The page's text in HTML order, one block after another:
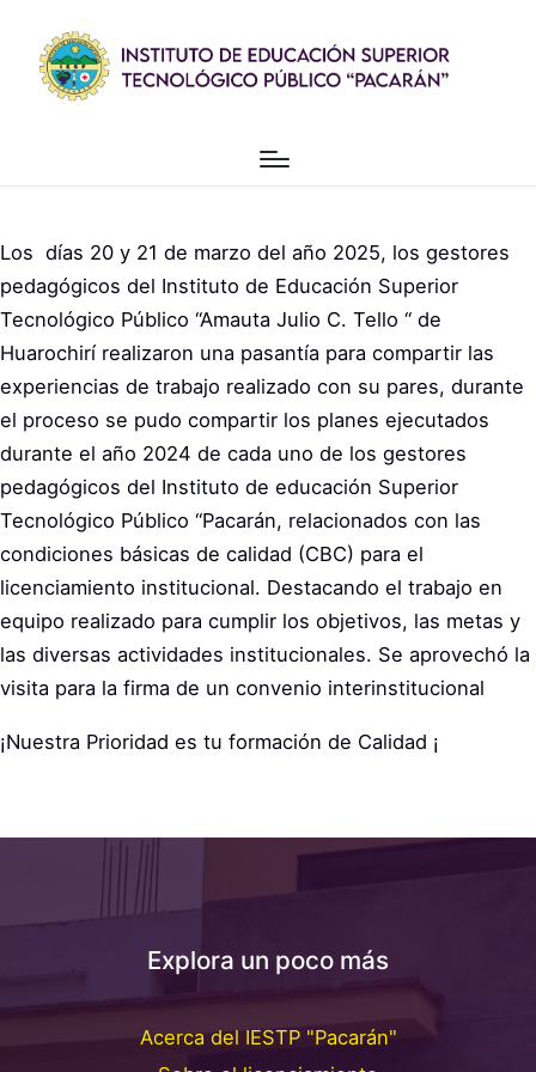
Los días 20 y 21 de marzo del año 2025, los gestores
pedagógicos del Instituto de Educación Superior
Tecnológico Público “Amauta Julio C. Tello “ de
Huarochirí realizaron una pasantía para compartir las
experiencias de trabajo realizado con su pares, durante
el proceso se pudo compartir los planes ejecutados
durante el año 2024 de cada uno de los gestores
pedagógicos del Instituto de educación Superior
Tecnológico Público “Pacarán, relacionados con las
condiciones básicas de calidad (CBC) para el
licenciamiento institucional. Destacando el trabajo en
equipo realizado para cumplir los objetivos, las metas y
las diversas actividades institucionales. Se aprovechó la
visita para la firma de un convenio interinstitucional
¡Nuestra Prioridad es tu formación de Calidad ¡
Explora un poco más
Acerca del IESTP "Pacarán"